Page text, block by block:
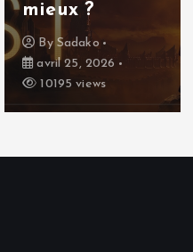
mieux ?
By Sadako
avril 25, 2026
10195 views